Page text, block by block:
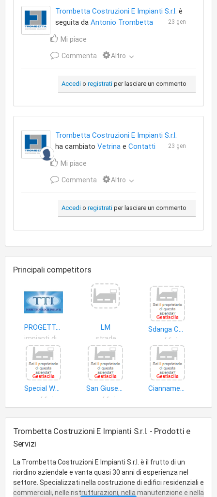
Trombetta Costruzioni E Impianti S.r.l. è
seguita da Antonio Trombetta 23 gen
Mi piace
Commenta Altro
Accedi o registrati per lasciare un commento
Trombetta Costruzioni E Impianti S.r.l.
ha cambiato Vetrina e Contatti 23 gen
Mi piace
Commenta Altro
Accedi o registrati per lasciare un commento
Principali competitors
PROGETTAZIONE E INSTALLAZIONE SISTEMI PER ENERGIA RINNOVABILE:FOTOVOLTAICO, SOLARE TERMICO, IMPIANTI ELETTRICI, SICUREZZA, VIDEO CONTROLLO,AUTOMAZIONE,DOMOTICA.
LM
strade
Sdanga Costruzioni S.r.l
edifici
Special Works
edifici
San Giuseppe Artigiano Soc.Coop. Edilizia a Responsabilita' Limitata
edifici
Ciannamea Marino & C. S.n.c
Trombetta Costruzioni E Impianti S.r.l. - Prodotti e
Servizi
La Trombetta Costruzioni E Impianti S.r.l. è il frutto di un
riordino aziendale e vanta quasi 30 anni di esperienza nel
settore. Specializzati nella costruzione di edifici residenziali e
commerciali, nelle ristrutturazioni, nella manutenzione e nella